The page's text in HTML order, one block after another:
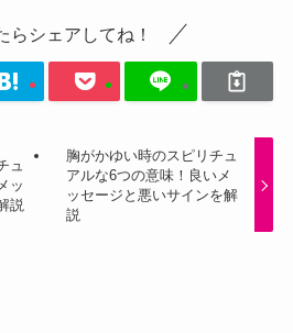
らシェアしてね！
ュ
ッ
説
胸がかゆい時のスピリチュ
アルな6つの意味！良いメ
ッセージと悪いサインを解
説